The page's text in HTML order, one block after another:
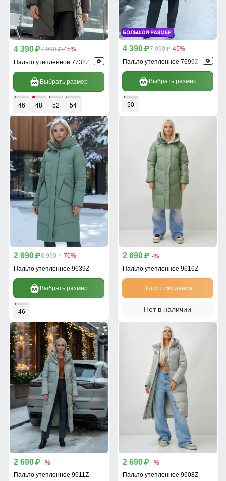
4 390 p7 990 p-45%
Пальто утепленное 7732Z
Выбрать размер
46 48 52 54
4 390 p7 990 p-45%
Пальто утепленное 7699Z
Выбрать размер
50
2 690 p8 990 p-70%
Пальто утепленное 9639Z
Выбрать размер
46
2 690 p -%
Пальто утепленное 9616Z
В лист ожидания
Нет в наличии
2 690 p -%
Пальто утепленное 9611Z
2 690 p -%
Пальто утепленное 9608Z